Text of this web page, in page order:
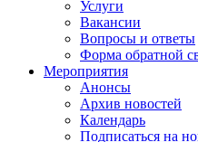
Услуги
Вакансии
Вопросы и ответы
Форма обратной
Мероприятия
Анонсы
Архив новостей
Календарь
Подписаться на